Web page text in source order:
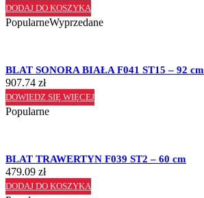
DODAJ DO KOSZYKA
PopularneWyprzedane
BLAT SONORA BIAŁA F041 ST15 – 92 cm
907.74 zł
DOWIEDZ SIĘ WIĘCEJ
Popularne
BLAT TRAWERTYN F039 ST2 – 60 cm
479.09 zł
DODAJ DO KOSZYKA